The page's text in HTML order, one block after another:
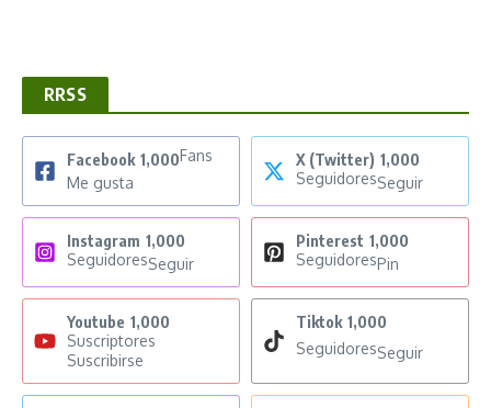
RRSS
Facebook 1,000Fans
Me gusta
X (Twitter) 1,000
SeguidoresSeguir
Instagram 1,000
SeguidoresSeguir
Pinterest 1,000
SeguidoresPin
Youtube 1,000
Suscriptores
Suscribirse
Tiktok 1,000
SeguidoresSeguir